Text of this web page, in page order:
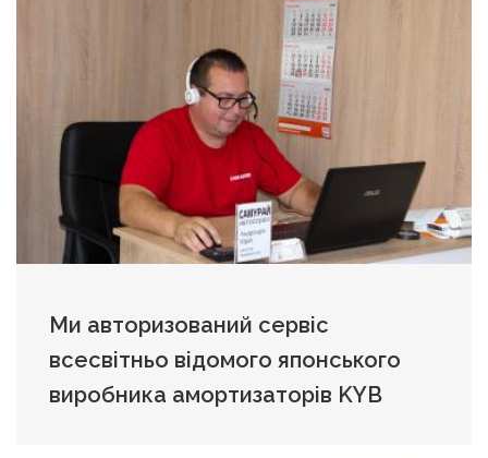
Ми авторизований сервіс
всесвітньо відомого японського
виробника амортизаторів KYB